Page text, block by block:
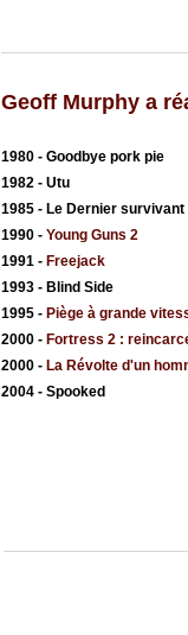
Geoff Murphy a
1980 - Goodbye pork pie
1982 - Utu
1985 - Le Dernier survivant
1990 - Young Guns 2
1991 - Freejack
1993 - Blind Side
1995 - Piège à grande
2000 - Fortress 2 :
2000 - La Révolte d'un
2004 - Spooked